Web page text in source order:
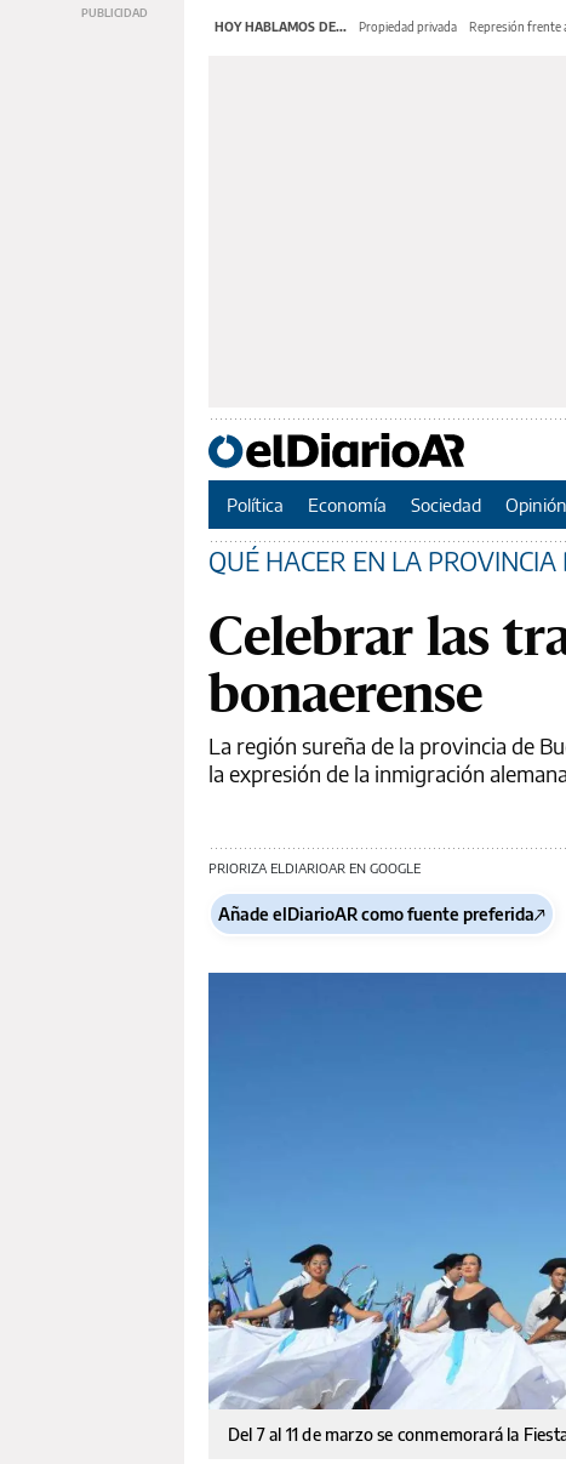
HOY HABLAMOS DE... Propiedad privada Represión frente
Política Economía Sociedad Opinión
QUÉ HACER EN LA PROVINCIA
Celebrar las
bonaerense
La región sureña de la provincia de
la expresión de la inmigración
PRIORIZA ELDIARIOAR EN GOOGLE
Añade elDiarioAR como fuente preferida
Del 7 al 11 de marzo se conmemorará la